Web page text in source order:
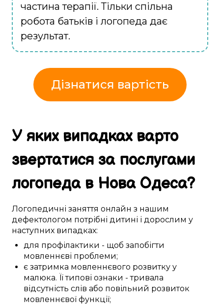
частина терапії. Тільки спільна
робота батьків і логопеда дає
результат.
Дізнатися вартість
У яких випадках варто
звертатися за послугами
логопеда в Нова Одеса?
Логопедичні заняття онлайн з нашим
дефектологом потрібні дитині і дорослим у
наступних випадках:
для профілактики - щоб запобігти
мовленнєві проблеми;
є затримка мовленнєвого розвитку у
малюка. Їїтипові ознаки -тривала
відсутність слів або повільний розвиток
мовленнєвої функції;